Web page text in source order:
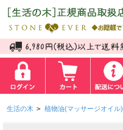
生活の木 > 植物油(マッサージオイル)